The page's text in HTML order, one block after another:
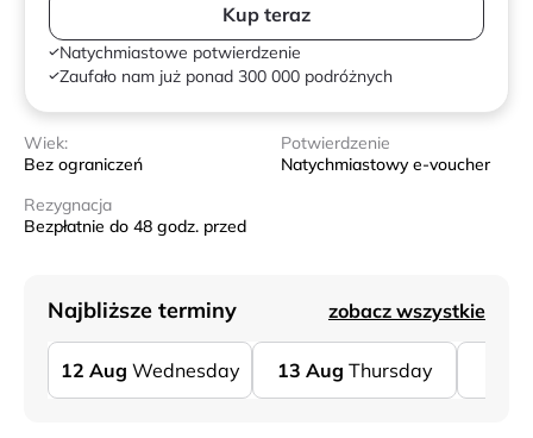
Kup teraz
Natychmiastowe potwierdzenie
Zaufało nam już ponad 300 000 podróżnych
Wiek:
Bez ograniczeń
Potwierdzenie
Natychmiastowy e-voucher
Rezygnacja
Bezpłatnie do 48 godz. przed
Najbliższe terminy zobacz wszystkie
12 Aug Wednesday 13 Aug Thursday